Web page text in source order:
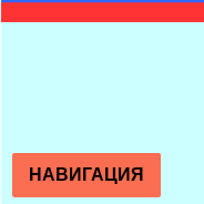
НАВИГАЦИЯ